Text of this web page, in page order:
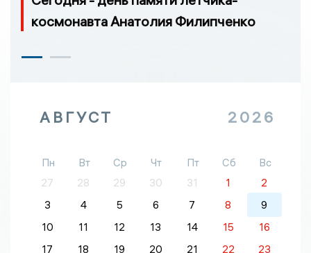
космонавта Анатолия Филипченко
АВГУСТ 2026
Пн Вт Ср Чт Пт Сб
Вс
27
28 29 30 31 1
2
3
4 5 6 7 8
9
10
11 12 13 14 15
16
17
18 19 20 21 22
23